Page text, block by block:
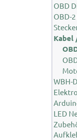
OBD
OBD-
Kabel
WBH-
LED